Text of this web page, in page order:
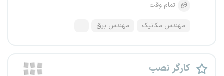
تمام وقت
مهندس مکانیک مهندس برق ...
کارگر نصب